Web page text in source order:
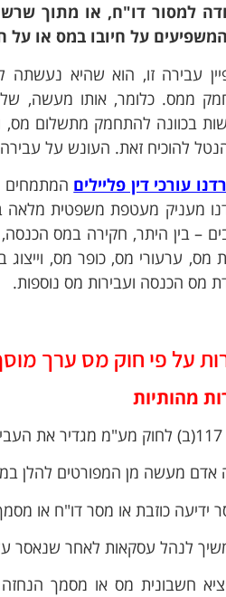
למסור דו"ח, או מתוך
על חיובו במס או
עבירה זו, הוא שהיא
ממס. כלומר, אותו מעשה, של
בכוונה להתחמק מתשלום מס,
להוכיח זאת. העונש על עבירה לפי סעיף 217 לפקודה הוא עד
עורכי דין פליילים המתמחים
מעניק מעטפת משפטית מלאה
– בין היתר, חקירה במס
מס הכנסה ועבירות מס נוספות.
על פי חוק מס ערך
מהותיות
אדם מעשה מן המפורטים להלן
חשבונית מס או מסמך